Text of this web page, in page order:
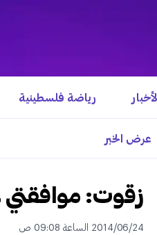
رياضة فلسطينية
عرض الخبر
زقوت: موافقتي
2014/06/24 الساعة 09:08 ص